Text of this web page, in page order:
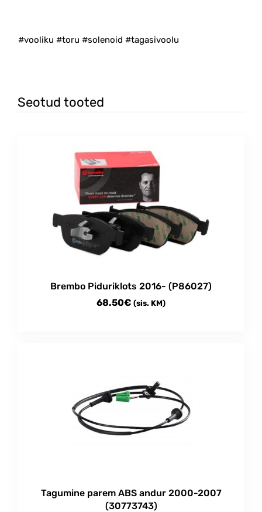
#vooliku #toru #solenoid #tagasivoolu
Seotud tooted
Brembo Piduriklots 2016- (P86027)
68.50€ (sis. KM)
Tagumine parem ABS andur 2000-2007
(30773743)